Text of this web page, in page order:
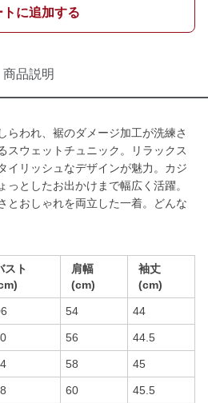
トに追加する
商品説明
らわれ、裾のダメージ加工が洗練さ
スウェットチュニック。リラックス
イリッシュなデザインが魅力。カジ
っとしたお出かけまで幅広く活躍。
とおしゃれを両立した一着。どんな
スト
肩幅
(cm)
袖丈
(cm)
54 44
56 44.5
58 45
60 45.5